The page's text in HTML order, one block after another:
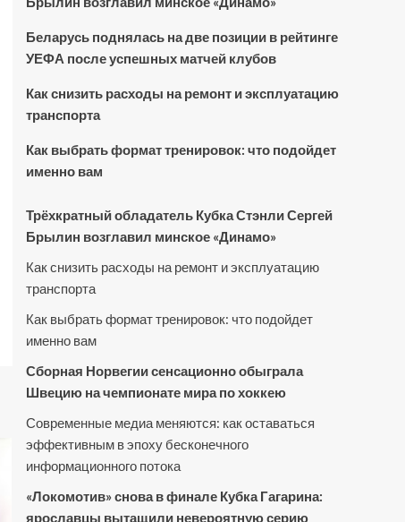
Беларусь поднялась на две позиции в рейтинге
УЕФА после успешных матчей клубов
Как снизить расходы на ремонт и эксплуатацию
транспорта
Как выбрать формат тренировок: что подойдет
именно вам
Трёхкратный обладатель Кубка Стэнли Сергей
Брылин возглавил минское «Динамо»
Как снизить расходы на ремонт и эксплуатацию
транспорта
Как выбрать формат тренировок: что подойдет
именно вам
Сборная Норвегии сенсационно обыграла
Швецию на чемпионате мира по хоккею
Современные медиа меняются: как оставаться
эффективным в эпоху бесконечного
информационного потока
«Локомотив» снова в финале Кубка Гагарина:
ярославцы вытащили невероятную серию